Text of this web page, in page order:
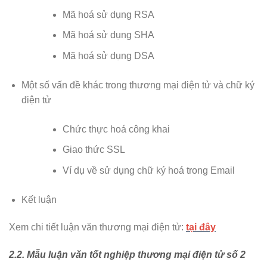
Mã hoá sử dụng RSA
Mã hoá sử dụng SHA
Mã hoá sử dụng DSA
Một số vấn đề khác trong thương mại điện tử và chữ ký
điện tử
Chức thực hoá công khai
Giao thức SSL
Ví dụ về sử dụng chữ ký hoá trong Email
Kết luận
Xem chi tiết luận văn thương mại điện tử: tại đây
2.2. Mẫu luận văn tốt nghiệp thương mại điện tử số 2